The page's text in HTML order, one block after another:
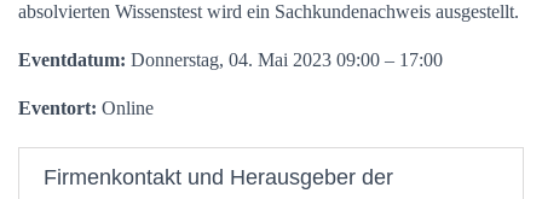
absolvierten Wissenstest wird ein Sachkundenachweis ausgestellt.
Eventdatum: Donnerstag, 04. Mai 2023 09:00 – 17:00
Eventort: Online
Firmenkontakt und Herausgeber der